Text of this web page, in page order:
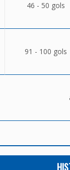
46 - 50 gols
91 - 100 gols